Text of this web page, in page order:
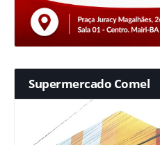
Supermercado Comel